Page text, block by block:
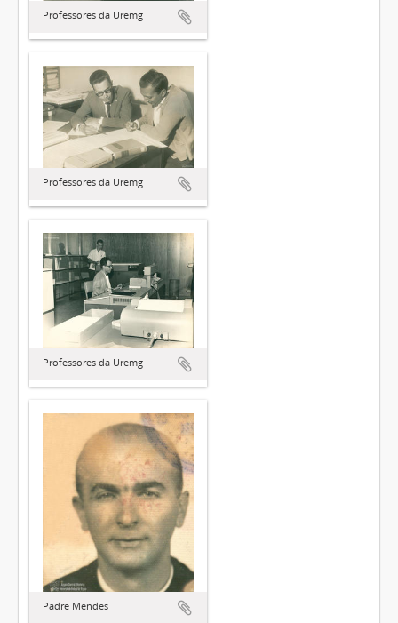
Professores da Uremg
Professores da Uremg
Professores da Uremg
Padre Mendes